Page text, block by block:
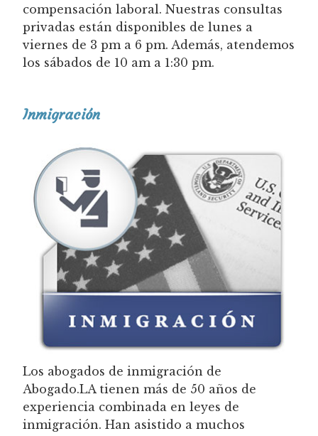
compensación laboral. Nuestras consultas
privadas están disponibles de lunes a
viernes de 3 pm a 6 pm. Además, atendemos
los sábados de 10 am a 1:30 pm.
Inmigración
Los abogados de inmigración de
Abogado.LA tienen más de 50 años de
experiencia combinada en leyes de
inmigración. Han asistido a muchos